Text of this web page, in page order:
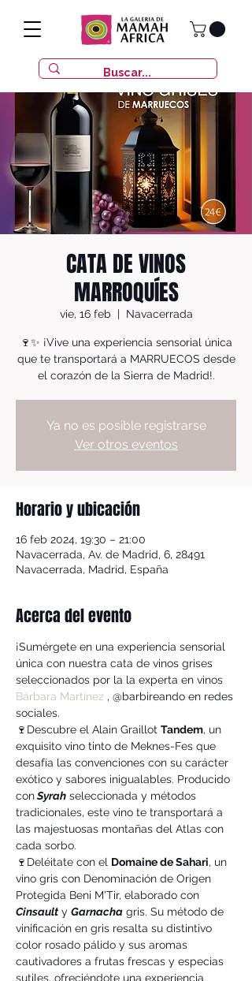
CATA DE VINOS
MARROQUÍES
vie, 16 feb
  |
Navacerrada
🍷✨ ¡Vive una experiencia sensorial única
que te transportará a MARRUECOS desde
el corazón de la Sierra de Madrid!.
Ya no es posible registrarse
Ver otros eventos
Horario y ubicación
16 feb 2024, 19:30 – 21:00
Navacerrada, Av. de Madrid, 6, 28491
Navacerrada, Madrid, España
Acerca del evento
¡Sumérgete en una experiencia sensorial
única con nuestra cata de vinos grises
seleccionados por la la experta en vinos
Bárbara Martínez , @barbireando en redes
sociales.
🍷Descubre el Alain Graillot Tandem, un
exquisito vino tinto de Meknes-Fes que
desafía las convenciones con su carácter
exótico y sabores inigualables. Producido
con Syrah seleccionada y métodos
tradicionales, este vino te transportará a
las majestuosas montañas del Atlas con
cada sorbo.
🍷Deléitate con el Domaine de Sahari, un
vino gris con Denominación de Origen
Protegida Beni M'Tir, elaborado con
Cinsault y Garnacha gris. Su método de
vinificación en gris resalta su distintivo
color rosado pálido y sus aromas
cautivadores a frutas frescas y especias
sutiles, ofreciéndote una experiencia